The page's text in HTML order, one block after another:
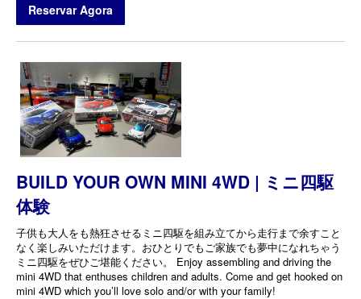
Reservar Agora
BUILD YOUR OWN MINI 4WD | ミニ四駆
体験
子供も大人をも熱狂させるミニ四駆を組み立てから走行まで余すこと
なく楽しみいただけます。おひとりでもご家族でも夢中になれちゃう
ミニ四駆をぜひご堪能ください。 Enjoy assembling and driving the
mini 4WD that enthuses children and adults. Come and get hooked on
mini 4WD which you’ll love solo and/or with your family!